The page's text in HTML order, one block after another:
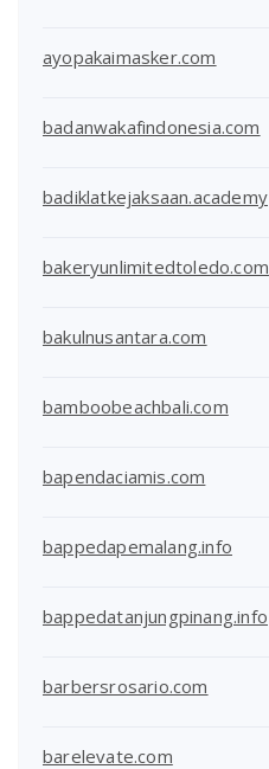
ayopakaimasker.com
badanwakafindonesia.com
badiklatkejaksaan.academy
bakeryunlimitedtoledo.com
bakulnusantara.com
bamboobeachbali.com
bapendaciamis.com
bappedapemalang.info
bappedatanjungpinang.info
barbersrosario.com
barelevate.com